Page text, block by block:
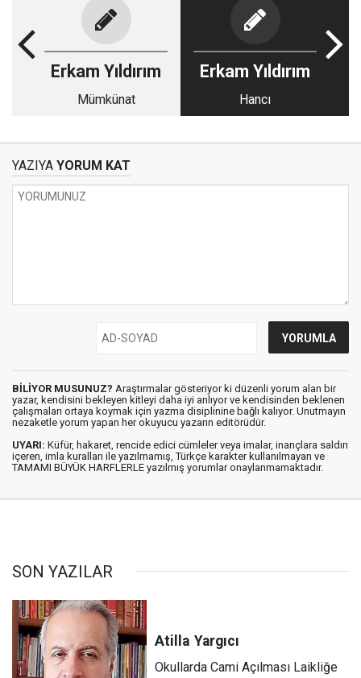
Erkam Yıldırım
Mümkünat
Erkam Yıldırım
Hancı
YAZIYA YORUM KAT
BİLİYOR MUSUNUZ? Araştırmalar gösteriyor ki düzenli yorum alan bir
yazar, kendisini bekleyen kitleyi daha iyi anlıyor ve kendisinden beklenen
çalışmaları ortaya koymak için yazma disiplinine bağlı kalıyor. Unutmayın
nezaketle yorum yapan her okuyucu yazarın editörüdür.
UYARI: Küfür, hakaret, rencide edici cümleler veya imalar, inançlara saldırı
içeren, imla kuralları ile yazılmamış, Türkçe karakter kullanılmayan ve
TAMAMI BÜYÜK HARFLERLE yazılmış yorumlar onaylanmamaktadır.
SON YAZILAR
Atilla Yargıcı
Okullarda Cami Açılması Laikliğe